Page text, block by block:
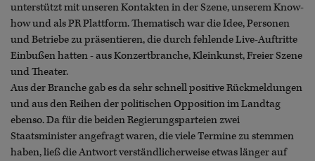
unterstützt mit unseren Kontakten in der Szene, unserem Know-
how und als PR Plattform. Thematisch war die Idee, Personen
und Betriebe zu präsentieren, die durch fehlende Live-Auftritte
Einbußen hatten - aus Konzertbranche, Kleinkunst, Freier Szene
und Theater.
Aus der Branche gab es da sehr schnell positive Rückmeldungen
und aus den Reihen der politischen Opposition im Landtag
ebenso. Da für die beiden Regierungsparteien zwei
Staatsminister angefragt waren, die viele Termine zu stemmen
haben, ließ die Antwort verständlicherweise etwas länger auf